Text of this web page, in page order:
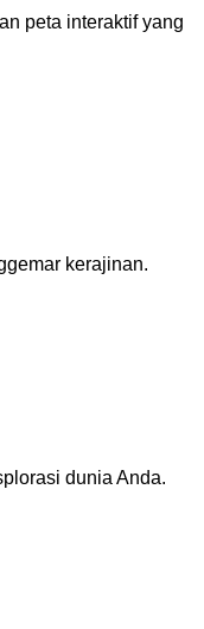
peta interaktif yang
kerajinan.
dunia Anda.